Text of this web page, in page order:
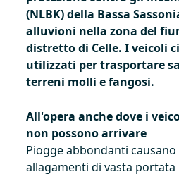
(NLBK) della Bassa
alluvioni nella zona del
distretto di Celle. I veicoli
utilizzati per trasportare
terreni molli e fangosi.
All'opera anche dove i
non possono arrivare
Piogge abbondanti
allagamenti di vasta